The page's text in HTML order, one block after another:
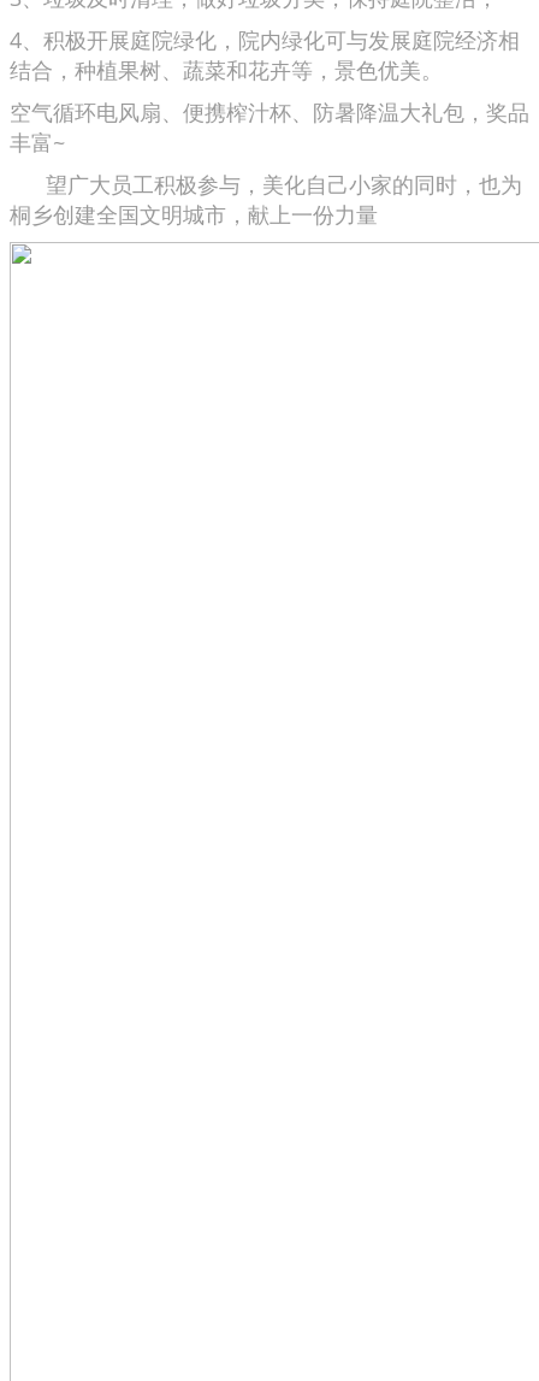
4、积极开展庭院绿化，院内绿化可与发展庭院经济相
结合，种植果树、蔬菜和花卉等，景色优美。
空气循环电风扇、便携榨汁杯、防暑降温大礼包，奖品
丰富~
望广大员工积极参与， 美化自己小家的同时， 也为
桐乡创建全国文明城市， 献上一份力量